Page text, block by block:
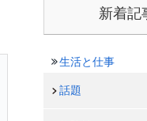
新着記
生活と仕事
話題